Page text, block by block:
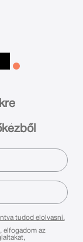
tudod elolvasni.
elfogadom az
szabályzatban foglaltakat,